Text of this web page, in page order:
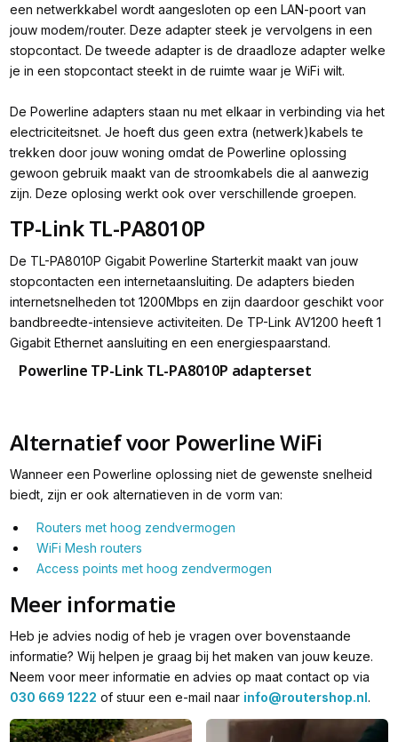
een netwerkkabel wordt aangesloten op een LAN-poort van
jouw modem/router. Deze adapter steek je vervolgens in een
stopcontact. De tweede adapter is de draadloze adapter welke
je in een stopcontact steekt in de ruimte waar je WiFi wilt.
De Powerline adapters staan nu met elkaar in verbinding via het
electriciteitsnet. Je hoeft dus geen extra (netwerk)kabels te
trekken door jouw woning omdat de Powerline oplossing
gewoon gebruik maakt van de stroomkabels die al aanwezig
zijn. Deze oplosing werkt ook over verschillende groepen.
TP-Link TL-PA8010P
De TL-PA8010P Gigabit Powerline Starterkit maakt van jouw
stopcontacten een internetaansluiting. De adapters bieden
internetsnelheden tot 1200Mbps en zijn daardoor geschikt voor
bandbreedte-intensieve activiteiten. De TP-Link AV1200 heeft 1
Gigabit Ethernet aansluiting en een energiespaarstand.
Powerline TP-Link TL-PA8010P adapterset
Alternatief voor Powerline WiFi
Wanneer een Powerline oplossing niet de gewenste snelheid
biedt, zijn er ook alternatieven in de vorm van:
Routers met hoog zendvermogen
WiFi Mesh routers
Access points met hoog zendvermogen
Meer informatie
Heb je advies nodig of heb je vragen over bovenstaande
informatie? Wij helpen je graag bij het maken van jouw keuze.
Neem voor meer informatie en advies op maat contact op via
030 669 1222 of stuur een e-mail naar info@routershop.nl.